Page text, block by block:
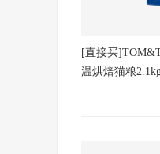
[直接买
温烘焙猫粮